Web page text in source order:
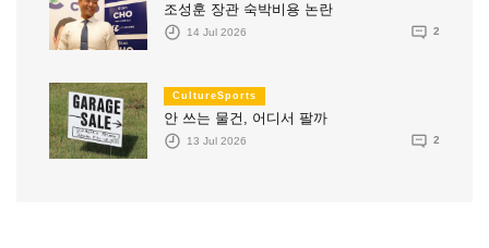
조성훈 장관 숙박비용 논란
14 Jul 2026 2
CultureSports
안 쓰는 물건, 어디서 팔까
13 Jul 2026 2